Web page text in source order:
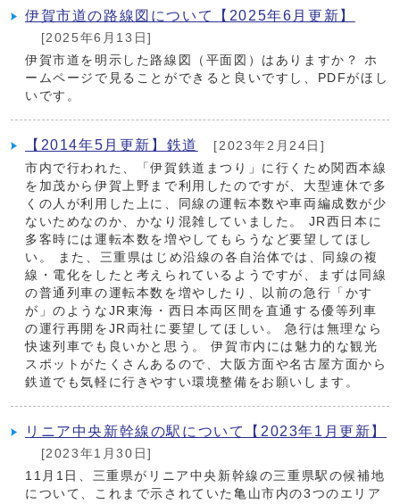
伊賀市道の路線図について【2025年6月更新】
[2025年6月13日]
伊賀市道を明示した路線図（平面図）はありますか？ ホ
ームページで見ることができると良いですし、PDFがほし
いです。
【2014年5月更新】鉄道
[2023年2月24日]
市内で行われた、「伊賀鉄道まつり」に行くため関西本線
を加茂から伊賀上野まで利用したのですが、大型連休で多
くの人が利用した上に、同線の運転本数や車両編成数が少
ないためなのか、かなり混雑していました。 JR西日本に
多客時には運転本数を増やしてもらうなど要望してほし
い。 また、三重県はじめ沿線の各自治体では、同線の複
線・電化をしたと考えられているようですが、まずは同線
の普通列車の運転本数を増やしたり、以前の急行「かす
が」のようなJR東海・西日本両区間を直通する優等列車
の運行再開をJR両社に要望してほしい。 急行は無理なら
快速列車でも良いかと思う。 伊賀市内には魅力的な観光
スポットがたくさんあるので、大阪方面や名古屋方面から
鉄道でも気軽に行きやすい環境整備をお願いします。
リニア中央新幹線の駅について【2023年1月更新】
[2023年1月30日]
11月1日、三重県がリニア中央新幹線の三重県駅の候補地
について、これまで示されていた亀山市内の3つのエリア